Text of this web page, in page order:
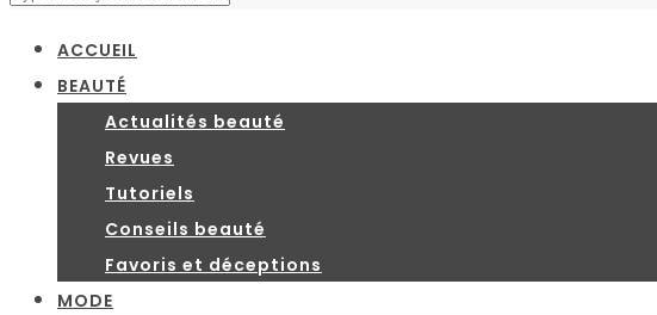
ACCUEIL
BEAUTÉ
Actualités beauté
Revues
Tutoriels
Conseils beauté
Favoris et déceptions
MODE